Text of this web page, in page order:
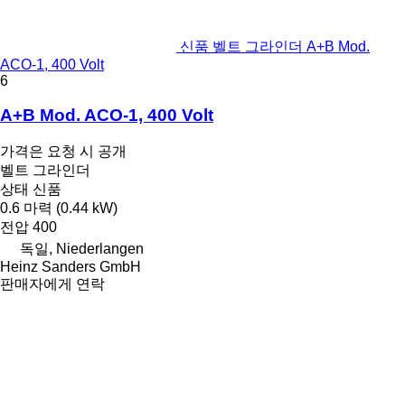
신품 벨트 그라인더 A+B Mod.
ACO-1, 400 Volt
6
A+B Mod. ACO-1, 400 Volt
가격은 요청 시 공개
벨트 그라인더
상태 신품
0.6 마력 (0.44 kW)
전압 400
독일, Niederlangen
Heinz Sanders GmbH
판매자에게 연락